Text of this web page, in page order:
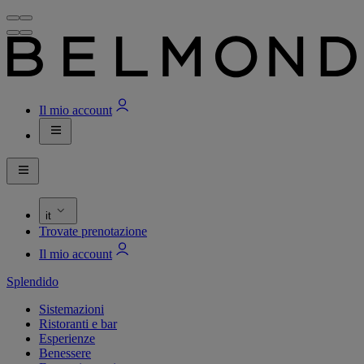
Il mio account
it
Trovate prenotazione
Il mio account
Splendido
Sistemazioni
Ristoranti e bar
Esperienze
Benessere